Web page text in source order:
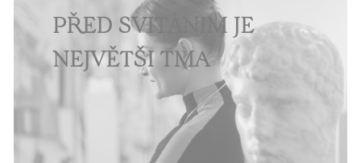
PŘED SVÍTÁNÍM JE
NEJVĚTŠÍ TMA